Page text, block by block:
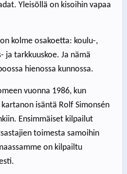
Yleisöllä on kisoihin vapaa
kolme osakoetta: koulu-,
ja tarkkuuskoe. Ja nämä
hienossa kunnossa.
vuonna 1986, kun
isäntä Rolf Simonsén
Ensimmäiset kilpailut
toimesta samoihin
on kilpailtu